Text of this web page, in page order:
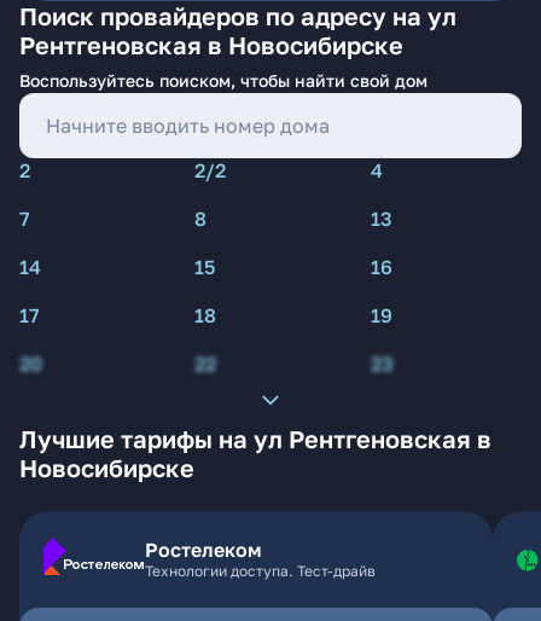
Поиск провайдеров по адресу на ул
Рентгеновская в Новосибирске
Воспользуйтесь поиском, чтобы найти свой дом
2 2/2
4
7
8
13
14
15
16
17
18
19
20
22 23
Лучшие тарифы на ул Рентгеновская в
Новосибирске
Ростелеком
Технологии доступа. Тест-драйв